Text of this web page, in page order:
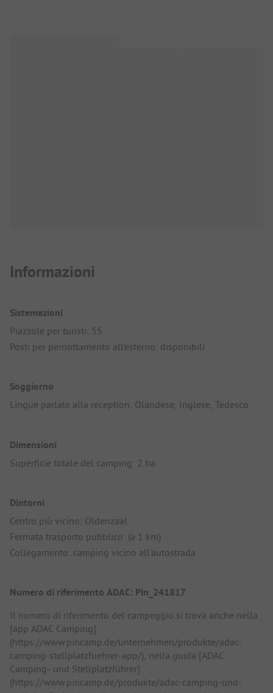
Informazioni
Sistemazioni
Piazzole per turisti: 55
Posti per pernottamento all'esterno: disponibili
Soggiorno
Lingue parlate alla reception: Olandese, Inglese, Tedesco
Dimensioni
Superficie totale del camping: 2 ha
Dintorni
Centro più vicino: Oldenzaal
Fermata trasporto pubblico: (a 1 km)
Collegamento: camping vicino all'autostrada
Numero di riferimento ADAC: Pin_241817
Il numero di riferimento del campeggio si trova anche nella
[app ADAC Camping]
(https://www.pincamp.de/unternehmen/produkte/adac-
camping-stellplatzfuehrer-app/), nella guida [ADAC
Camping- und Stellplatzführer]
(https://www.pincamp.de/produkte/adac-camping-und-